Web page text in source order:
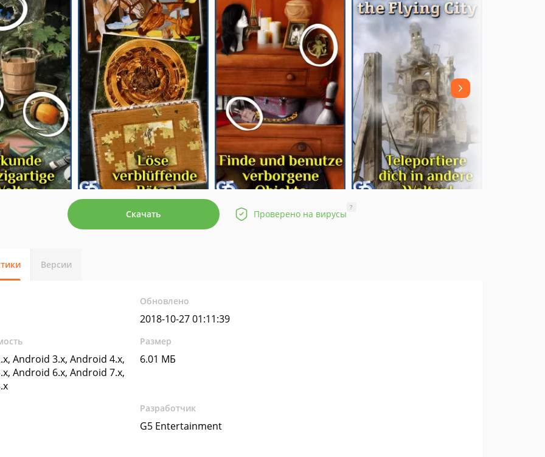
Скачать Проверено на вирусы
?
Версии
Обновлено
2018-10-27 01:11:39
Android 3.x, Android 4.x,
Android 6.x, Android 7.x,
Размер
6.01 МБ
Разработчик
G5 Entertainment